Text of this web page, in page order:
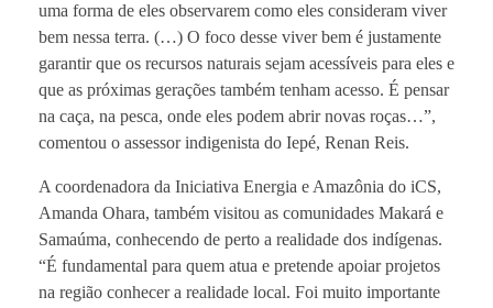
uma forma de eles observarem como eles consideram viver
bem nessa terra. (…) O foco desse viver bem é justamente
garantir que os recursos naturais sejam acessíveis para eles e
que as próximas gerações também tenham acesso. É pensar
na caça, na pesca, onde eles podem abrir novas roças…”,
comentou o assessor indigenista do Iepé, Renan Reis.
A coordenadora da Iniciativa Energia e Amazônia do iCS,
Amanda Ohara, também visitou as comunidades Makará e
Samaúma, conhecendo de perto a realidade dos indígenas.
“É fundamental para quem atua e pretende apoiar projetos
na região conhecer a realidade local. Foi muito importante